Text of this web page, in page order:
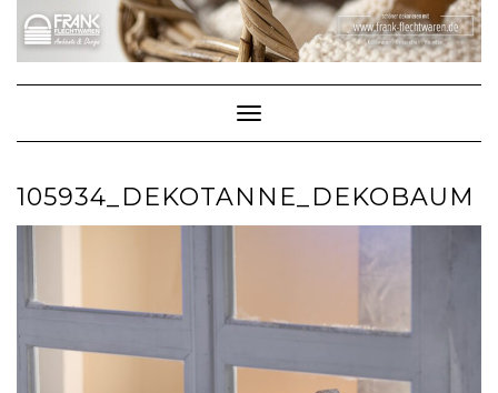
content
Toggle Navigation
105934_DEKOTANNE_DEKOBAUM